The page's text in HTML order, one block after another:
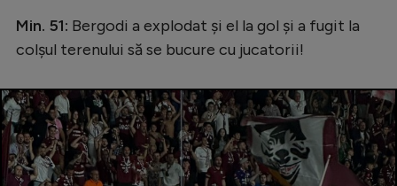
Min. 51: Bergodi a explodat și el la gol și a fugit la
colșul terenului să se bucure cu jucatorii!